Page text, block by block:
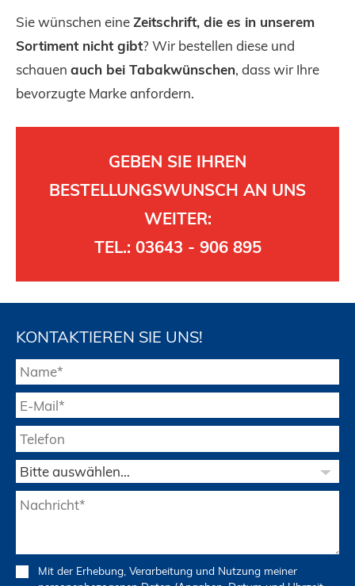
Sie wünschen eineZeitschrift, die es in unserem
Sortiment nicht gibt? Wir bestellen diese und
schauen auch bei Tabakwünschen, dass wir Ihre
bevorzugte Marke anfordern.
GEBEN SIE IHREN
BESTELLUNGSWUNSCH AN UNS
WEITER:
TEL.: 03643 - 906 895
KONTAKTIEREN SIE UNS!
Mit der Erhebung, Verarbeitung und Nutzung meiner